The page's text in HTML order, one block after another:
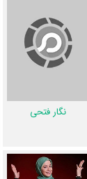
در حوالی من
آنمحمدرضا سکوت
پرسه در حوالی من
هستید، شما را
آشنا می‌کنیم. فرحناز نادری
را برعهده داشت.
نگار فتحی